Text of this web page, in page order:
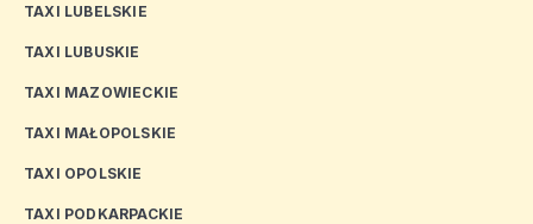
TAXI LUBELSKIE
TAXI LUBUSKIE
TAXI MAZOWIECKIE
TAXI MAŁOPOLSKIE
TAXI OPOLSKIE
TAXI PODKARPACKIE